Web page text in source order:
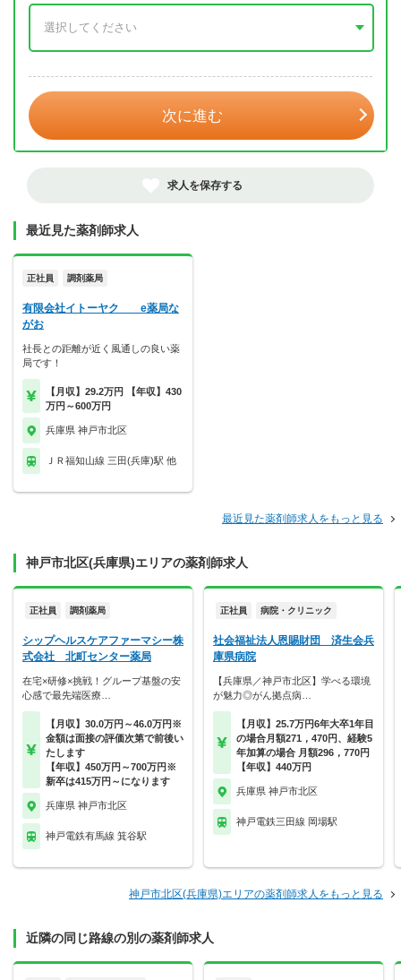
次に進む
求人を保存する
最近見た薬剤師求人
正社員 調剤薬局
有限会社イトーヤク e薬局な
がお
社長との距離が近く風通しの良い薬
局です！
【月収】29.2万円 【年収】430
万円～600万円
兵庫県 神戸市北区
ＪＲ福知山線 三田(兵庫)駅 他
最近見た薬剤師求人をもっと見る
神戸市北区(兵庫県)エリアの薬剤師求人
正社員 調剤薬局
シップヘルスケアファーマシー株
式会社 北町センター薬局
在宅×研修×挑戦！グループ基盤の安
心感で最先端医療…
【月収】30.0万円～46.0万円※
金額は面接の評価次第で前後い
たします
【年収】450万円～700万円※
新卒は415万円～になります
兵庫県 神戸市北区
神戸電鉄有馬線 箕谷駅
正社員 病院・クリニック
社会福祉法人恩賜財団 済生会兵
庫県病院
【兵庫県／神戸市北区】学べる環境
が魅力◎がん拠点病…
【月収】25.7万円6年大卒1年目
の場合月額271，470円、経験5
年加算の場合 月額296，770円
【年収】440万円
兵庫県 神戸市北区
神戸電鉄三田線 岡場駅
神戸市北区(兵庫県)エリアの薬剤師求人をもっと見る
近隣の同じ路線の別の薬剤師求人